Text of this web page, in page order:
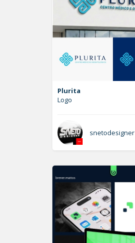
Plurita
Logo
snetodesigner